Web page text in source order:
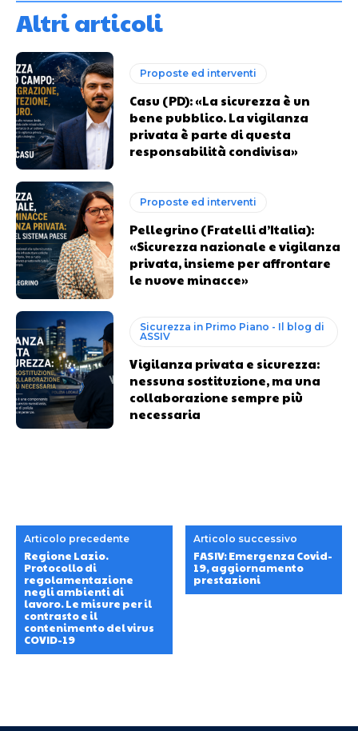
Altri articoli
Proposte ed interventi
Casu (PD): «La sicurezza è un
bene pubblico. La vigilanza
privata è parte di questa
responsabilità condivisa»
Proposte ed interventi
Pellegrino (Fratelli d’Italia):
«Sicurezza nazionale e vigilanza
privata, insieme per affrontare
le nuove minacce»
Sicurezza in Primo Piano - Il blog di
ASSIV
Vigilanza privata e sicurezza:
nessuna sostituzione, ma una
collaborazione sempre più
necessaria
Articolo precedente
Regione Lazio.
Protocollo di
regolamentazione
negli ambienti di
lavoro. Le misure per il
contrasto e il
contenimento del virus
COVID-19
Articolo successivo
FASIV: Emergenza Covid-
19, aggiornamento
prestazioni